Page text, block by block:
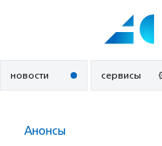
новости сервисы
Анонсы